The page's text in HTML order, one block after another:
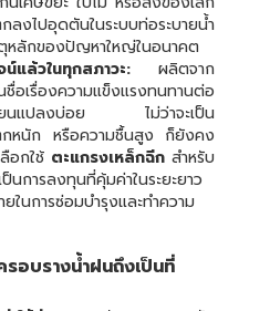
งไปอุดตันในระบบท่อระบายน้ำ
หลักของปัญหาใหญ่ในอนาคต
แล้วในทุกสภาวะ: ผลิตจาก
ชื่อเรื่องความแข็งแรงทนทานต่อ
ลี่ยนแปลงบ่อย ไม่ว่าจะเป็น
หนัก หรือความชื้นสูง ก็ยังคง
อกใช้ ตะแกรงเหล็กฉีก สำหรับ
นการลงทุนที่คุ้มค่าในระยะยาว
ยในการซ่อมบำรุงและทำความ
รอบรางน้ำฝนถึงเป็นที่